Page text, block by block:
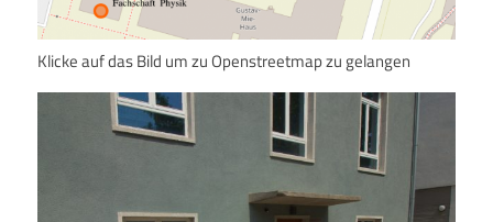
Klicke auf das Bild um zu Openstreetmap zu gelangen